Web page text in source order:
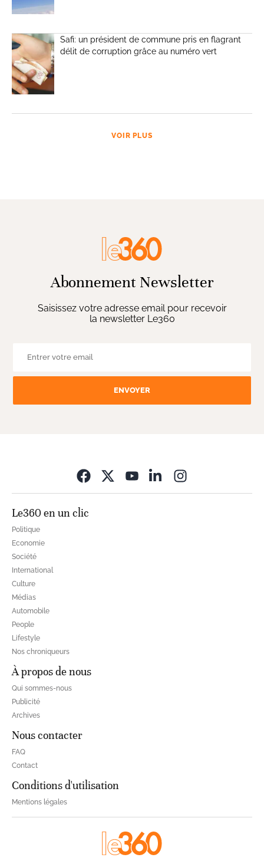
Safi: un président de commune pris en flagrant
délit de corruption grâce au numéro vert
VOIR PLUS
Abonnement Newsletter
Saisissez votre adresse email pour recevoir
la newsletter Le360
ENVOYER
Le360 en un clic
Politique
Economie
Société
International
Culture
Médias
Automobile
People
Lifestyle
Nos chroniqueurs
À propos de nous
Qui sommes-nous
Publicité
Archives
Nous contacter
FAQ
Contact
Conditions d'utilisation
Mentions légales